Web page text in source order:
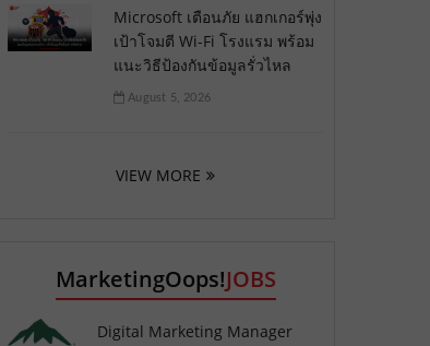
Microsoft เตือนภัย แฮกเกอร์พุ่ง
เป้าโจมตี Wi-Fi โรงแรม พร้อม
แนะวิธีป้องกันข้อมูลรั่วไหล
August 5, 2026
VIEW MORE
MarketingOops!JOBS
Digital Marketing Manager